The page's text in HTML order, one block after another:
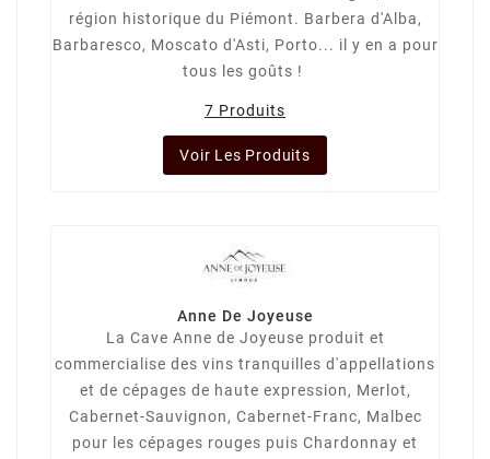
région historique du Piémont. Barbera d'Alba,
Barbaresco, Moscato d'Asti, Porto... il y en a pour
tous les goûts !
7 Produits
Voir Les Produits
Anne De Joyeuse
La Cave Anne de Joyeuse produit et
commercialise des vins tranquilles d'appellations
et de cépages de haute expression, Merlot,
Cabernet-Sauvignon, Cabernet-Franc, Malbec
pour les cépages rouges puis Chardonnay et